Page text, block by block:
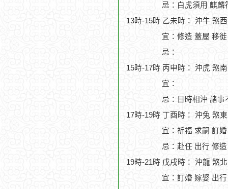
忌：白虎須用 麒麟
13時-15時 乙未時： 沖牛 煞
宜：修造 蓋屋 移
忌：
15時-17時 丙申時： 沖虎 煞
宜：
忌：日時相沖 諸事
17時-19時 丁酉時： 沖兔 煞
宜：祈福 求嗣 訂
忌：赴任 出行 修
19時-21時 戊戌時： 沖龍 煞
宜：訂婚 嫁娶 出